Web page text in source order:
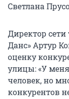
Светлана
Директор
Данс» Артур
оценку
улицы: «У
человек, но
конкурентов